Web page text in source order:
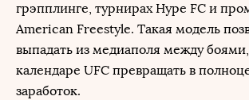
грэпплинге, турнирах Hype FC и
American Freestyle. Такая модель
выпадать из медиаполя между
календаре UFC превращать в
заработок.